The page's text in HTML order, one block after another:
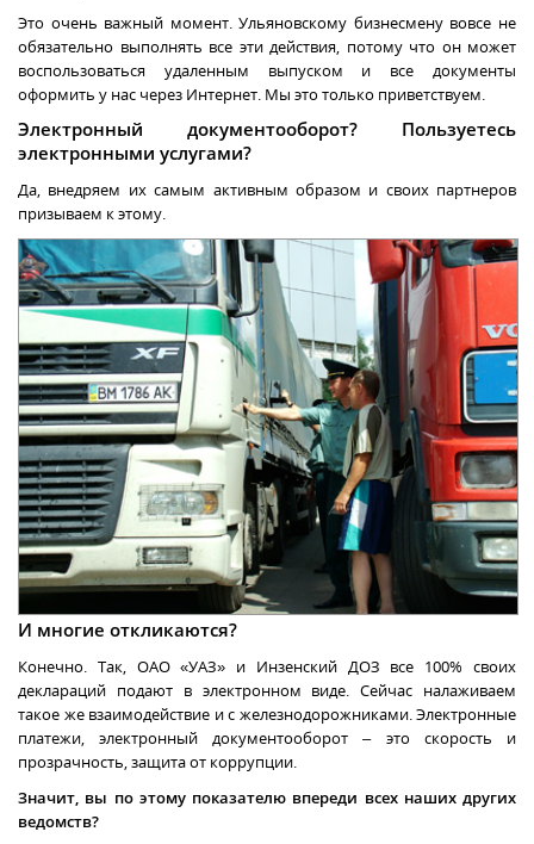
Это очень важный момент. Ульяновскому бизнесмену вовсе не
обязательно выполнять все эти действия, потому что он может
воспользоваться удаленным выпуском и все документы
оформить у нас через Интернет. Мы это только приветствуем.
Электронный документооборот? Пользуетесь
электронными услугами?
Да, внедряем их самым активным образом и своих партнеров
призываем к этому.
И многие откликаются?
Конечно. Так, ОАО «УАЗ» и Инзенский ДОЗ все 100% своих
деклараций подают в электронном виде. Сейчас налаживаем
такое же взаимодействие и с железнодорожниками. Электронные
платежи, электронный документооборот – это скорость и
прозрачность, защита от коррупции.
Значит, вы по этому показателю впереди всех наших других
ведомств?